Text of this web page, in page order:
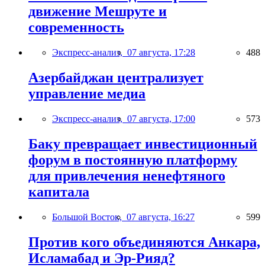
движение Мешруте и
современность
Экспресс-анализ, 07 августа, 17:28 488
Азербайджан централизует
управление медиа
Экспресс-анализ, 07 августа, 17:00 573
Баку превращает инвестиционный
форум в постоянную платформу
для привлечения ненефтяного
капитала
Большой Восток, 07 августа, 16:27 599
Против кого объединяются Анкара,
Исламабад и Эр-Рияд?